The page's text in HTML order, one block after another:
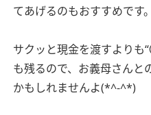
てあげるのもおすすめです。
サクッと現金を渡すよりも
も残るので、お義母さんと
かもしれませんよ(*^-^*)